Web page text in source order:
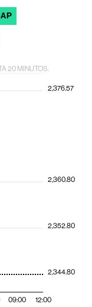
20 MINUTOS.
09:00 12:00
2,344.80
2,352.80
2,360.80
2,376.57